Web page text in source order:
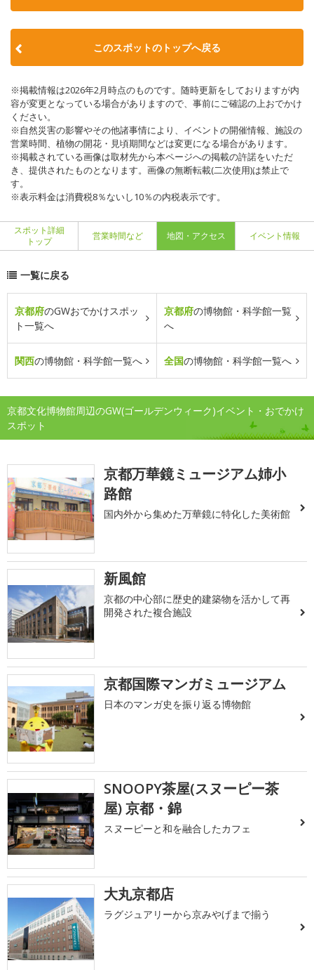
このスポットのトップへ戻る
※掲載情報は2026年2月時点のものです。随時更新をしておりますが内
容が変更となっている場合がありますので、事前にご確認の上おでかけ
ください。
※自然災害の影響やその他諸事情により、イベントの開催情報、施設の
営業時間、植物の開花・見頃期間などは変更になる場合があります。
※掲載されている画像は取材先から本ページへの掲載の許諾をいただ
き、提供されたものとなります。画像の無断転載(二次使用)は禁止で
す。
※表示料金は消費税8％ないし10％の内税表示です。
スポット詳細
トップ
営業時間など 地図・アクセス イベント情報
一覧に戻る
京都府のGWおでかけスポッ
ト一覧へ
京都府の博物館・科学館一覧
へ
関西の博物館・科学館一覧へ 全国の博物館・科学館一覧へ
京都文化博物館周辺のGW(ゴールデンウィーク)イベント・おでかけ
スポット
京都万華鏡ミュージアム姉小
路館
国内外から集めた万華鏡に特化した美術館
新風館
京都の中心部に歴史的建築物を活かして再
開発された複合施設
京都国際マンガミュージアム
日本のマンガ史を振り返る博物館
SNOOPY茶屋(スヌーピー茶
屋) 京都・錦
スヌーピーと和を融合したカフェ
大丸京都店
ラグジュアリーから京みやげまで揃う